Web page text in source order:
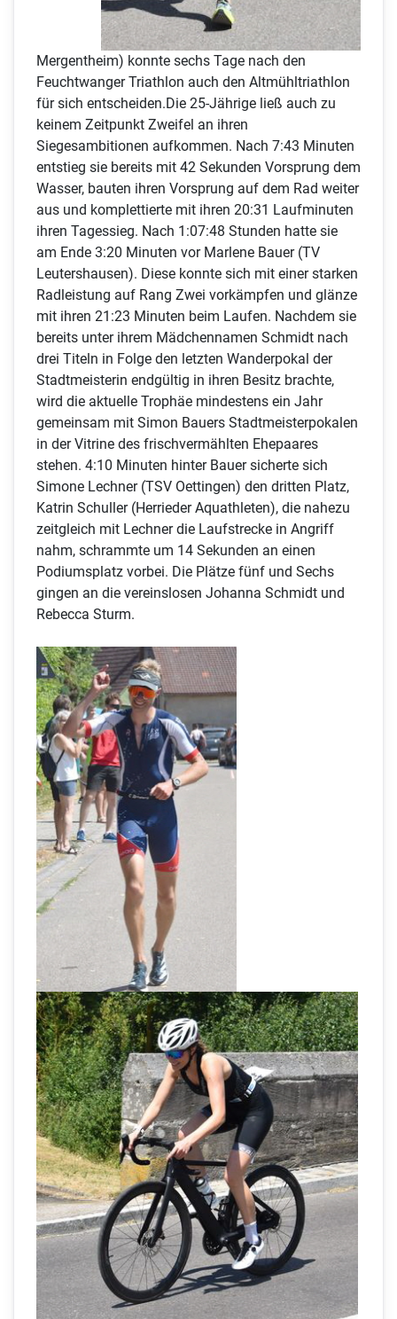
Mergentheim) konnte sechs Tage nach den
Feuchtwanger Triathlon auch den Altmühltriathlon
für sich entscheiden.Die 25-Jährige ließ auch zu
keinem Zeitpunkt Zweifel an ihren
Siegesambitionen aufkommen. Nach 7:43 Minuten
entstieg sie bereits mit 42 Sekunden Vorsprung dem
Wasser, bauten ihren Vorsprung auf dem Rad weiter
aus und komplettierte mit ihren 20:31 Laufminuten
ihren Tagessieg. Nach 1:07:48 Stunden hatte sie
am Ende 3:20 Minuten vor Marlene Bauer (TV
Leutershausen). Diese konnte sich mit einer starken
Radleistung auf Rang Zwei vorkämpfen und glänze
mit ihren 21:23 Minuten beim Laufen. Nachdem sie
bereits unter ihrem Mädchennamen Schmidt nach
drei Titeln in Folge den letzten Wanderpokal der
Stadtmeisterin endgültig in ihren Besitz brachte,
wird die aktuelle Trophäe mindestens ein Jahr
gemeinsam mit Simon Bauers Stadtmeisterpokalen
in der Vitrine des frischvermählten Ehepaares
stehen. 4:10 Minuten hinter Bauer sicherte sich
Simone Lechner (TSV Oettingen) den dritten Platz,
Katrin Schuller (Herrieder Aquathleten), die nahezu
zeitgleich mit Lechner die Laufstrecke in Angriff
nahm, schrammte um 14 Sekunden an einen
Podiumsplatz vorbei. Die Plätze fünf und Sechs
gingen an die vereinslosen Johanna Schmidt und
Rebecca Sturm.